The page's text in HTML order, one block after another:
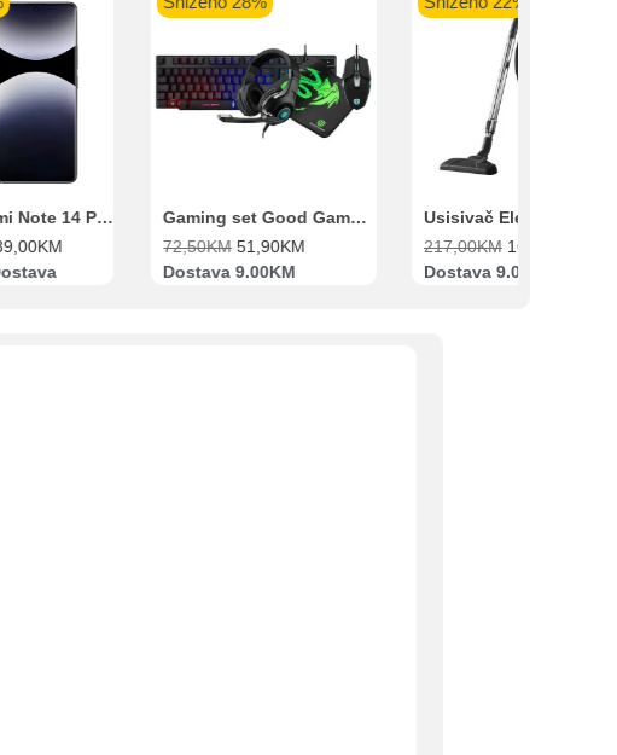
Xiaomi Redmi Note 14 Pro 8GB 256GB Crni
KM
Gaming set Good Game Tastatura, Miš, Slušalice i podloga za miš
72,50KM 51,90KM
Dostava 9.00KM
217,00KM 169,00
Dostava 9.00KM